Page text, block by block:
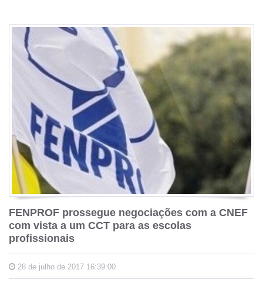
FENPROF prossegue negociações com a CNEF
com vista a um CCT para as escolas
profissionais
28 de julho de 2017 16:39:00